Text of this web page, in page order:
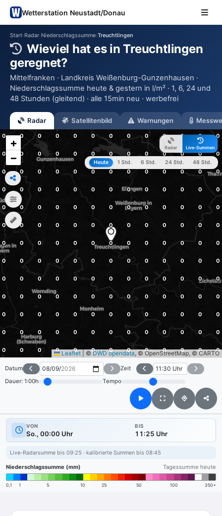
Wetterstation Neustadt/Donau
Start›Radar›Niederschlagssumme›Treuchtlingen
Wieviel hat es in Treuchtlingen
geregnet?
Mittelfranken · Landkreis Weißenburg-Gunzenhausen ·
Niederschlagssumme heute & gestern in l/m² · 1, 6, 24 und
48 Stunden (gleitend) · alle 15min neu · werbefrei
Radar Satellitenbild Warnungen
Radar Live-Summen
Heute 1 Std. 6 Std. 24 Std. 48 Std.
+
−
Leaflet ©DWD opendata, © OpenStreetMap, © CARTO
Datum
Zeit
Dauer: 1:00h Tempo
VON
So., 00:00 Uhr
BIS
11:25 Uhr
Live-Radarsumme bis 09:25 · kalibrierte Summen bis 08:45
Niederschlagssumme (mm) Tagessumme heute
0,1 1 5 10 25 50 100 350+